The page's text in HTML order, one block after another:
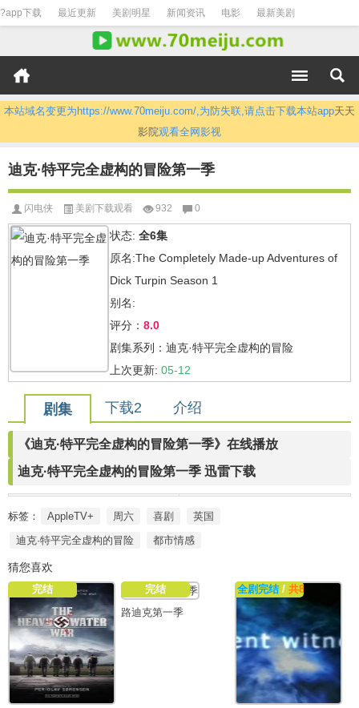
?app下载 最近更新 美剧明星 新闻资讯 电影 最新美剧
本站域名变更为https://www.70meiju.com/,为防失联,请点击下载本站app天天
影院观看全网影视
迪克·特平完全虚构的冒险第一季
闪电侠 美剧下载观看 932 0
状态: 全6集
原名:The Completely Made-up Adventures of
Dick Turpin Season 1
别名:
评分： 8.0
剧集系列：迪克·特平完全虚构的冒险
上次更新: 05-12
剧集 下载2 介绍
《迪克·特平完全虚构的冒险第一季》在线播放
迪克·特平完全虚构的冒险第一季 迅雷下载
标签： AppleTV+ 周六 喜剧
英国
迪克·特平完全虚构的冒险
都市情感
猜您喜欢
完结
完结
路迪克第一季
全剧完结/ 共8集